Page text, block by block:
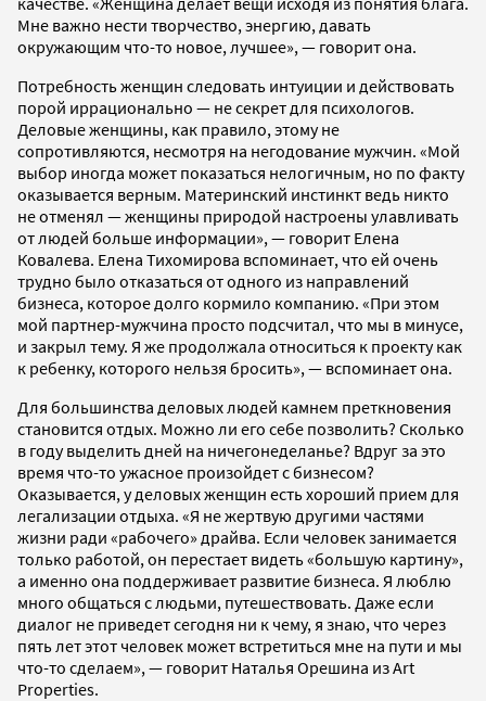
Мне важно нести творчество, энергию, давать
окружающим что-то новое, лучшее», — говорит она.
Потребность женщин следовать интуиции и действовать
порой иррационально — не секрет для психологов.
Деловые женщины, как правило, этому не
сопротивляются, несмотря на негодование мужчин. «Мой
выбор иногда может показаться нелогичным, но по факту
оказывается верным. Материнский инстинкт ведь никто
не отменял — женщины природой настроены улавливать
от людей больше информации», — говорит Елена
Ковалева. Елена Тихомирова вспоминает, что ей очень
трудно было отказаться от одного из направлений
бизнеса, которое долго кормило компанию. «При этом
мой партнер-мужчина просто подсчитал, что мы в минусе,
и закрыл тему. Я же продолжала относиться к проекту как
к ребенку, которого нельзя бросить», — вспоминает она.
Для большинства деловых людей камнем преткновения
становится отдых. Можно ли его себе позволить? Сколько
в году выделить дней на ничегонеделанье? Вдруг за это
время что-то ужасное произойдет с бизнесом?
Оказывается, у деловых женщин есть хороший прием для
легализации отдыха. «Я не жертвую другими частями
жизни ради «рабочего» драйва. Если человек занимается
только работой, он перестает видеть «большую картину»,
а именно она поддерживает развитие бизнеса. Я люблю
много общаться с людьми, путешествовать. Даже если
диалог не приведет сегодня ни к чему, я знаю, что через
пять лет этот человек может встретиться мне на пути и мы
что-то сделаем», — говорит Наталья Орешина из Art
Properties.